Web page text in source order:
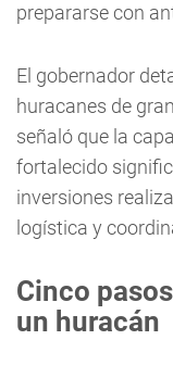
prepararse con
El gobernador
huracanes de
señaló que la
fortalecido
inversiones
logística y
Cinco
un huracán